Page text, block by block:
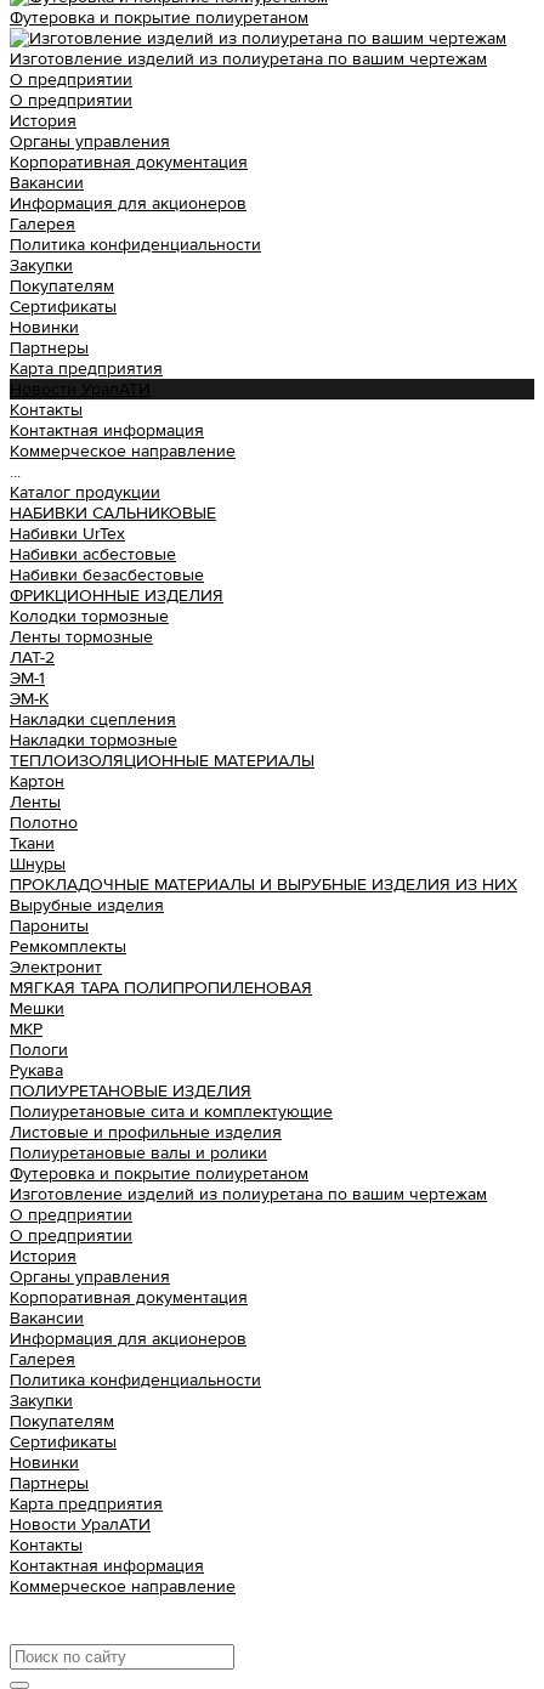
Футеровка и покрытие полиуретаном
Изготовление изделий из полиуретана по вашим чертежам
О предприятии
О предприятии
История
Органы управления
Корпоративная документация
Вакансии
Информация для акционеров
Галерея
Политика конфиденциальности
Закупки
Покупателям
Сертификаты
Новинки
Партнеры
Карта предприятия
Новости УралАТИ
Контакты
Контактная информация
Коммерческое направление
...
Каталог продукции
НАБИВКИ САЛЬНИКОВЫЕ
Набивки UrTex
Набивки асбестовые
Набивки безасбестовые
ФРИКЦИОННЫЕ ИЗДЕЛИЯ
Колодки тормозные
Ленты тормозные
ЛАТ-2
ЭМ-1
ЭМ-К
Накладки сцепления
Накладки тормозные
ТЕПЛОИЗОЛЯЦИОННЫЕ МАТЕРИАЛЫ
Картон
Ленты
Полотно
Ткани
Шнуры
ПРОКЛАДОЧНЫЕ МАТЕРИАЛЫ И ВЫРУБНЫЕ ИЗДЕЛИЯ ИЗ НИХ
Вырубные изделия
Парониты
Ремкомплекты
Электронит
МЯГКАЯ ТАРА ПОЛИПРОПИЛЕНОВАЯ
Мешки
МКР
Пологи
Рукава
ПОЛИУРЕТАНОВЫЕ ИЗДЕЛИЯ
Полиуретановые сита и комплектующие
Листовые и профильные изделия
Полиуретановые валы и ролики
Футеровка и покрытие полиуретаном
Изготовление изделий из полиуретана по вашим чертежам
О предприятии
О предприятии
История
Органы управления
Корпоративная документация
Вакансии
Информация для акционеров
Галерея
Политика конфиденциальности
Закупки
Покупателям
Сертификаты
Новинки
Партнеры
Карта предприятия
Новости УралАТИ
Контакты
Контактная информация
Коммерческое направление